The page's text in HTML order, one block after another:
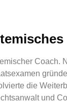
Coach.
die
und